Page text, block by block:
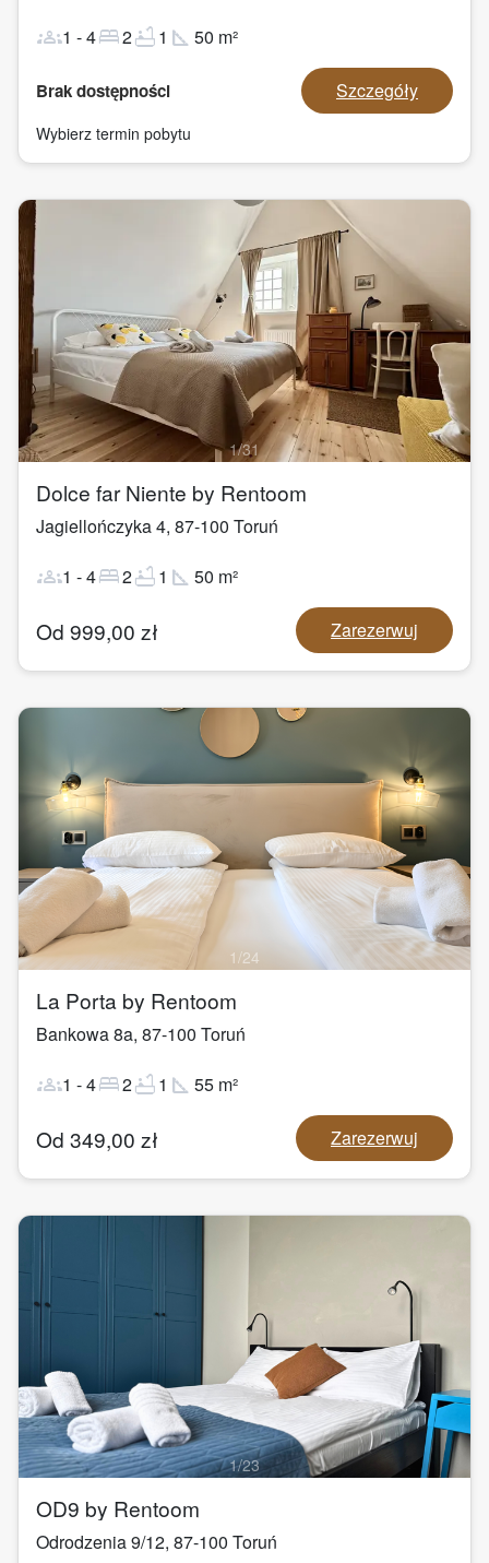
groups1 -4bed2bathtub1 square_foot 50 m²
Brak dostępności Szczegóły
Wybierz termin pobytu
1/31
Dolce far Niente by Rentoom
Jagiellończyka 4, 87-100 Toruń
groups1 -4bed2bathtub1 square_foot 50 m²
Od 999,00 zł Zarezerwuj
1/24
La Porta by Rentoom
Bankowa 8a, 87-100 Toruń
groups1 -4bed2bathtub1 square_foot 55 m²
Od 349,00 zł Zarezerwuj
1/23
OD9 by Rentoom
Odrodzenia 9/12, 87-100 Toruń